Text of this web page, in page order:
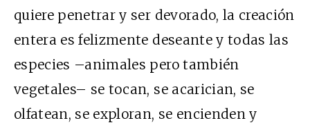
quiere penetrar y ser devorado, la creación
entera es felizmente deseante y todas las
especies –animales pero también
vegetales– se tocan, se acarician, se
olfatean, se exploran, se encienden y